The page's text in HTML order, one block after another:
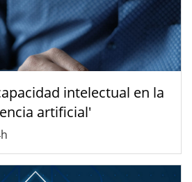
intelectual en la
artificial'